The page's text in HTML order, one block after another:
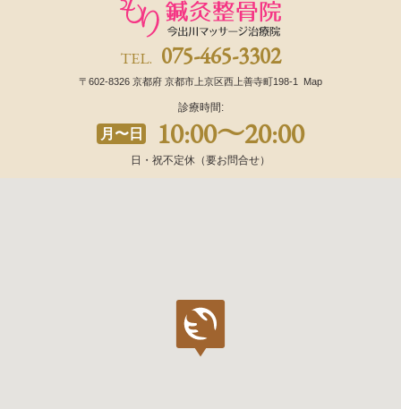
TEL. 075-465-3302
〒602-8326 京都府 京都市上京区西上善寺町198-1 Map
診療時間:
月〜日 10:00〜20:00
日・祝不定休（要お問合せ）